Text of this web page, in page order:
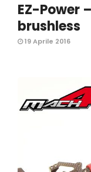
EZ-Power
brushless
19 Aprile 2016